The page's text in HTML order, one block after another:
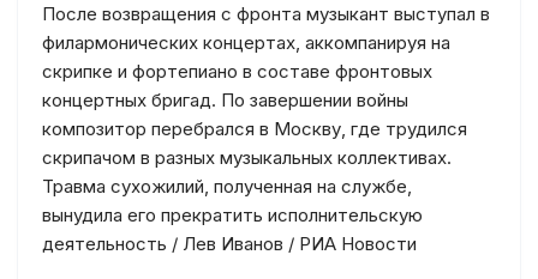
После возвращения с фронта музыкант выступал в
филармонических концертах, аккомпанируя на
скрипке и фортепиано в составе фронтовых
концертных бригад. По завершении войны
композитор перебрался в Москву, где трудился
скрипачом в разных музыкальных коллективах.
Травма сухожилий, полученная на службе,
вынудила его прекратить исполнительскую
деятельность / Лев Иванов / РИА Новости